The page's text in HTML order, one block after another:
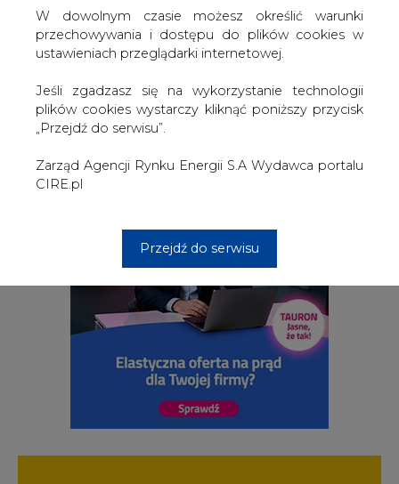
W dowolnym czasie możesz określić warunki
przechowywania i dostępu do plików cookies w
ustawieniach przeglądarki internetowej.
Jeśli zgadzasz się na wykorzystanie technologii
plików cookies wystarczy kliknąć poniższy przycisk
„Przejdź do serwisu”.
Zarząd Agencji Rynku Energii S.A Wydawca portalu
CIRE.pl
Przejdź do serwisu
Elektrownia jądrowa już tworzy nowe miejsca
pracy, zobacz ogłoszenia